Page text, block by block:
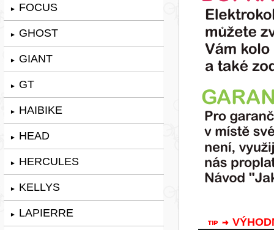
► FOCUS
► GHOST
► GIANT
► GT
► HAIBIKE
► HEAD
► HERCULES
► KELLYS
► LAPIERRE